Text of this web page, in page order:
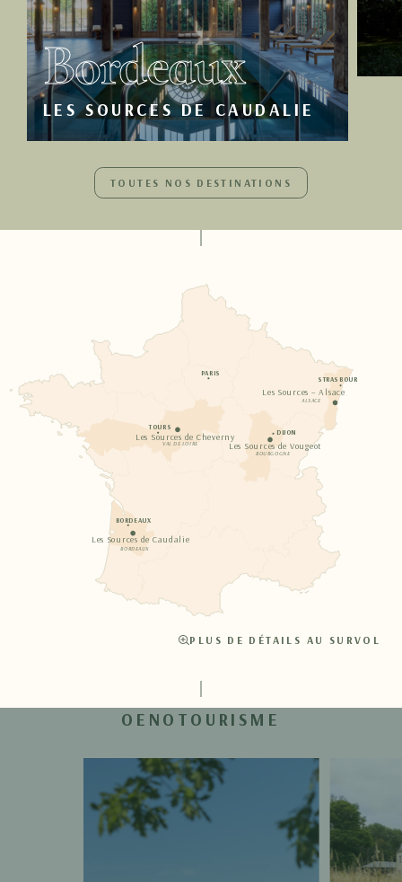
Bordeaux
LES SOURCES DE CAUDALIE
TOUTES NOS DESTINATIONS
Les Sources – Alsace
ALSACE
STRASBOURG
Les Sources de Caudalie
BORDEAUX
BORDEAUX
PARIS
Les Sources de Vougeot
BOURGOGNE
DIJON
Les Sources de Cheverny
VAL DE LOIRE
TOURS
PLUS DE DÉTAILS AU SURVOL
OENOTOURISME